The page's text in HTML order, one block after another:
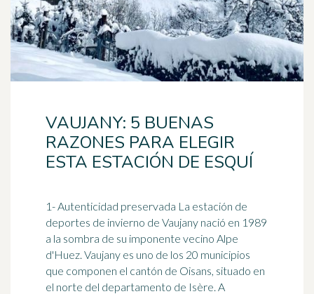
VAUJANY: 5 BUENAS
RAZONES PARA ELEGIR
ESTA ESTACIÓN DE ESQUÍ
1- Autenticidad preservada La estación de
deportes de invierno de Vaujany nació en 1989
a la sombra de su imponente vecino Alpe
d'Huez. Vaujany es uno de los 20 municipios
que componen el cantón de Oisans, situado en
el norte del departamento de Isère. A